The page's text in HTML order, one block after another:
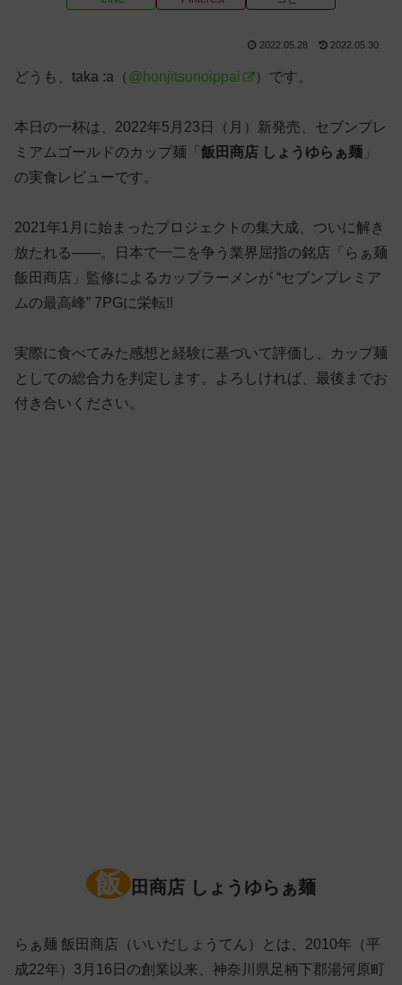
2022.05.28 2022.05.30
どうも、taka :a（ @honjitsunoippai ）です。
本日の一杯は、2022年5月23日（月）新発売、セブンプレ
ミアムゴールドのカップ麺「 飯田商店 しょうゆらぁ麺 」
の実食レビューです。
2021年1月に始まったプロジェクトの集大成、ついに解き
放たれる——。日本で一二を争う業界屈指の銘店「らぁ麺
飯田商店」監修によるカップラーメンが “セブンプレミア
ムの最高峰” 7PGに栄転!!
実際に食べてみた感想と経験に基づいて評価し、カップ麺
としての総合力を判定します。よろしければ、最後までお
付き合いください。
飯 田商店 しょうゆらぁ麺
らぁ麺 飯田商店（いいだしょうてん）とは、2010年（平
成22年）3月16日の創業以来、神奈川県足柄下郡湯河原町